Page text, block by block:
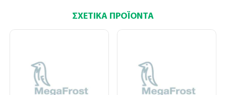
ΣΧΕΤΙΚΆ ΠΡΟΪΌΝΤΑ